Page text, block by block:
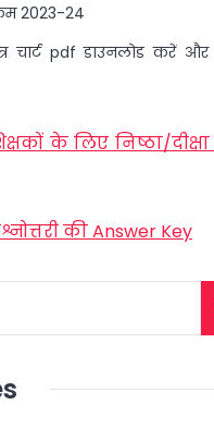
2023-24
चार्ट pdf डाउनलोड करें
के लिए निष्ठा/
की Answer Key